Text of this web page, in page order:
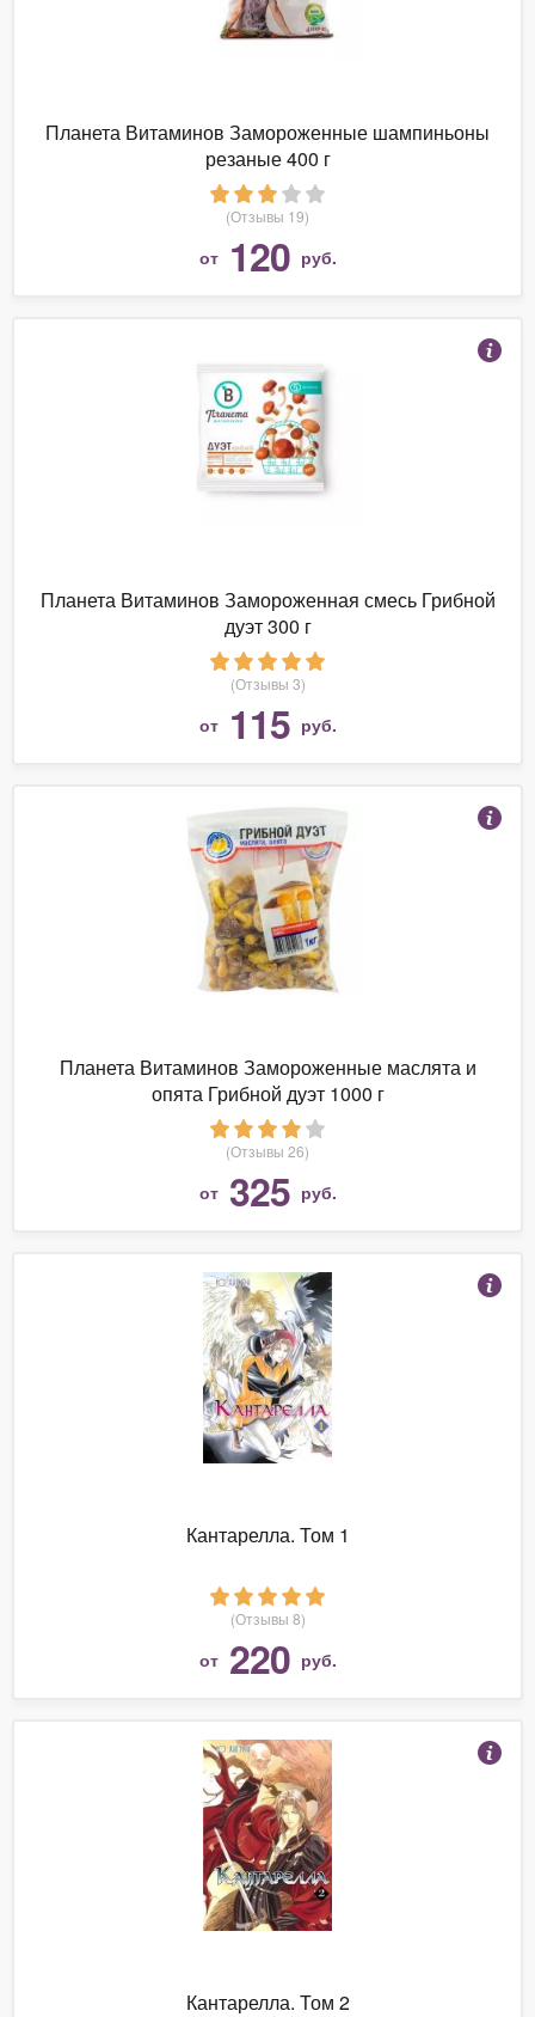
Планета Витаминов Замороженные шампиньоны
резаные 400 г
(Отзывы 19)
от 120 руб.
Планета Витаминов Замороженная смесь Грибной
дуэт 300 г
(Отзывы 3)
от 115 руб.
Планета Витаминов Замороженные маслята и
опята Грибной дуэт 1000 г
(Отзывы 26)
от 325 руб.
Кантарелла. Том 1
(Отзывы 8)
от 220 руб.
Кантарелла. Том 2